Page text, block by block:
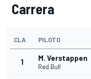
Carrera
CLA PILOTO
1 M. Verstappen
Red Bull